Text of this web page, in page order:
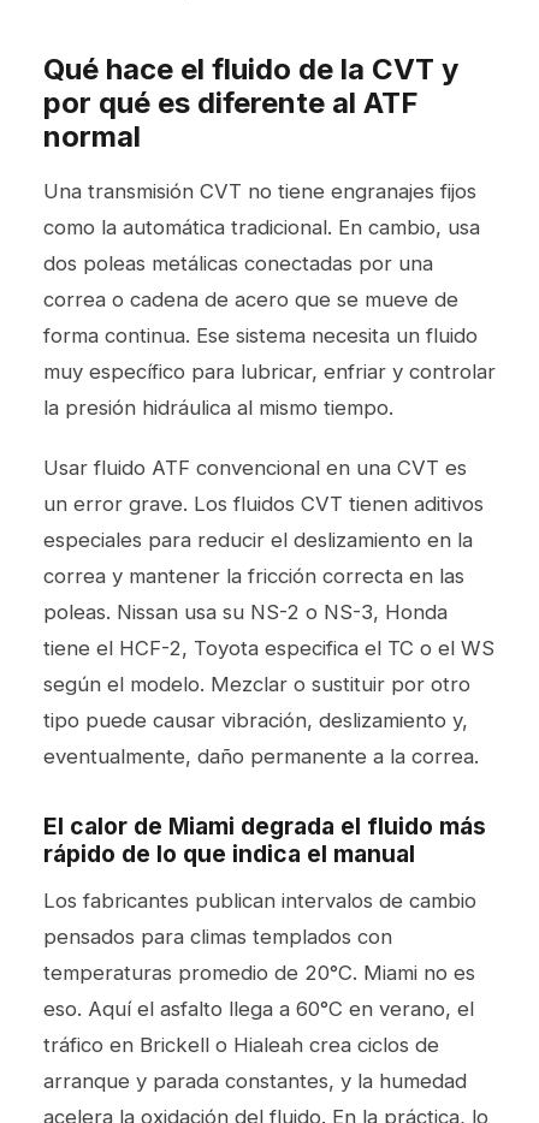
Qué hace el fluido de la CVT y
por qué es diferente al ATF
normal
Una transmisión CVT no tiene engranajes fijos
como la automática tradicional. En cambio, usa
dos poleas metálicas conectadas por una
correa o cadena de acero que se mueve de
forma continua. Ese sistema necesita un fluido
muy específico para lubricar, enfriar y controlar
la presión hidráulica al mismo tiempo.
Usar fluido ATF convencional en una CVT es
un error grave. Los fluidos CVT tienen aditivos
especiales para reducir el deslizamiento en la
correa y mantener la fricción correcta en las
poleas. Nissan usa su NS-2 o NS-3, Honda
tiene el HCF-2, Toyota especifica el TC o el WS
según el modelo. Mezclar o sustituir por otro
tipo puede causar vibración, deslizamiento y,
eventualmente, daño permanente a la correa.
El calor de Miami degrada el fluido más
rápido de lo que indica el manual
Los fabricantes publican intervalos de cambio
pensados para climas templados con
temperaturas promedio de 20°C. Miami no es
eso. Aquí el asfalto llega a 60°C en verano, el
tráfico en Brickell o Hialeah crea ciclos de
arranque y parada constantes, y la humedad
acelera la oxidación del fluido. En la práctica, lo